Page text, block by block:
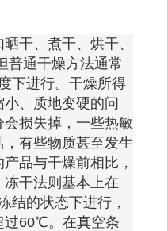
干、煮干、烘干、
普通干燥方法通常
下进行。干燥所得
、质地变硬的问
损失掉，一些热敏
有些物质甚至发生
品与干燥前相比，
干法则基本上在
结的状态下进行，
过60℃。在真空条